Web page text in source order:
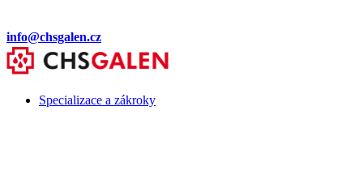
info@chsgalen.cz
Specializace a zákroky